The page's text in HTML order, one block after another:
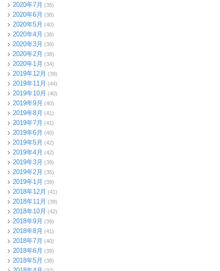
2020年7月 (35)
2020年6月 (38)
2020年5月 (40)
2020年4月 (38)
2020年3月 (39)
2020年2月 (38)
2020年1月 (34)
2019年12月 (39)
2019年11月 (44)
2019年10月 (40)
2019年9月 (40)
2019年8月 (41)
2019年7月 (41)
2019年6月 (40)
2019年5月 (42)
2019年4月 (42)
2019年3月 (39)
2019年2月 (35)
2019年1月 (39)
2018年12月 (41)
2018年11月 (39)
2018年10月 (42)
2018年9月 (39)
2018年8月 (41)
2018年7月 (40)
2018年6月 (39)
2018年5月 (38)